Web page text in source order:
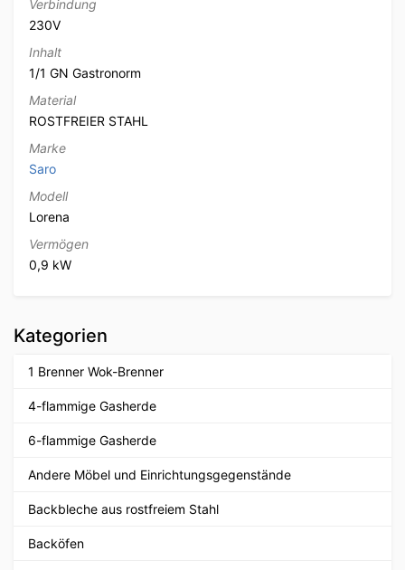
Verbindung
230V
Inhalt
1/1 GN Gastronorm
Material
ROSTFREIER STAHL
Marke
Saro
Modell
Lorena
Vermögen
0,9 kW
Kategorien
1 Brenner Wok-Brenner
4-flammige Gasherde
6-flammige Gasherde
Andere Möbel und Einrichtungsgegenstände
Backbleche aus rostfreiem Stahl
Backöfen